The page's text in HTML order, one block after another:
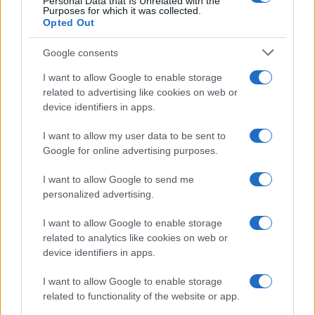
Purposes for which it was collected.
Opted Out
Google consents
I want to allow Google to enable storage
related to advertising like cookies on web or
device identifiers in apps.
I want to allow my user data to be sent to
Google for online advertising purposes.
I want to allow Google to send me
personalized advertising.
I want to allow Google to enable storage
related to analytics like cookies on web or
device identifiers in apps.
I want to allow Google to enable storage
related to functionality of the website or app.
Saját forgatókönyv alapján forgattak reklámfilmet, ebből az
időszakból való porcelán-töredékeket ástak ki és
tisztítottak meg, interjúkat készítettek az erre vállalkozó
szemtanúkkal.
Az így összegyűlt ismeretek és a tárgyi anyag alapján a
tábor utolsó napján közösen meghatározták a kiállítás célját,
célcsoportjait és tematikáját. A kastély egyik szolgálati
lakásában „élő” kisfiú, Misi szemével tervezték láttatni
ezeket az izgalmas, zárt, párhuzamos világokat, amelyek a
mai napig hatással vannak azokra, akik kapcsolatba kerültek
2019 szeptemberétől kéthetente, szombatonként tartották
a foglalkozásokat. A tárgyak tisztításában, szállításában,